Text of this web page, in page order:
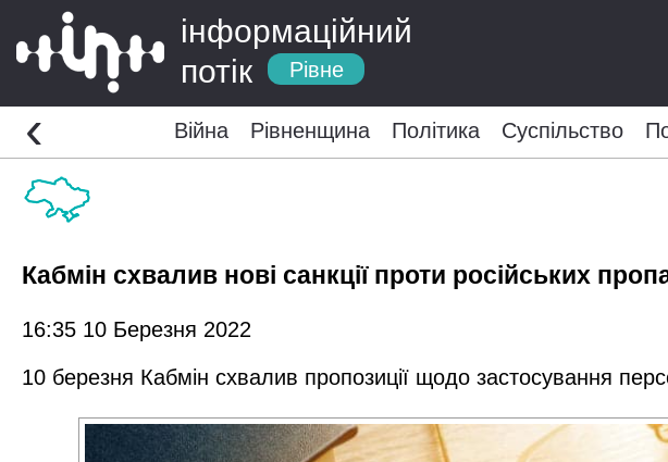
інформаційний
потік
Рівне
Війна Рівненщина Політика Суспільство
‹
Кабмін схвалив нові санкції проти російських
16:35 10 Березня 2022
10 березня Кабмін схвалив пропозиції щодо застосування